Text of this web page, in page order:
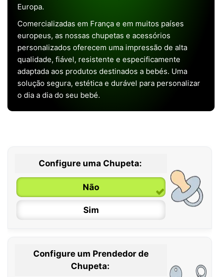
Europa.
Comercializadas em França e em muitos países
europeus, as nossas chupetas e acessórios
personalizados oferecem uma impressão de alta
qualidade, fiável, resistente e especificamente
adaptada aos produtos destinados a bebés. Uma
solução segura, estética e durável para personalizar
o dia a dia do seu bebé.
Configure uma Chupeta:
Não
Sim
0 / 6 meses
Configure um Prendedor de
Chupeta: